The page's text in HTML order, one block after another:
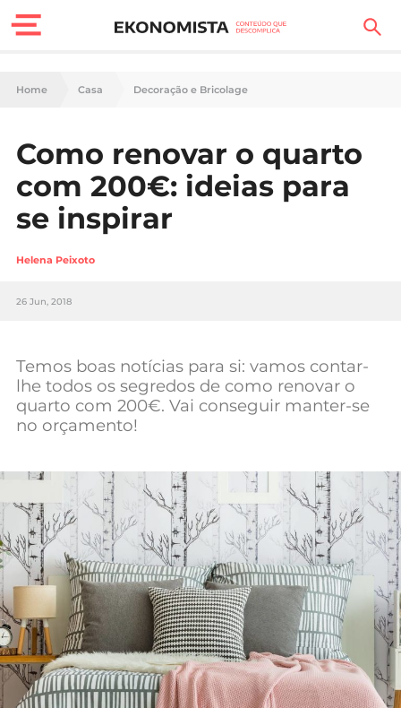
Finanças Pessoais
Carreira
Casa
Lifestyle
Sociedade
Negócios
Mundial 2026
Home Casa Decoração e Bricolage
Como renovar o quarto
com 200€: ideias para
se inspirar
Helena Peixoto
26 Jun, 2018
Temos boas notícias para si: vamos contar-
lhe todos os segredos de como renovar o
quarto com 200€. Vai conseguir manter-se
no orçamento!